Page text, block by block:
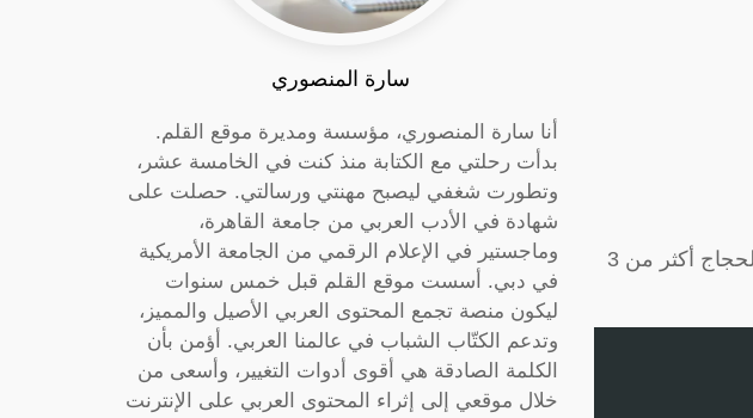
في عام 2024، شهدت المملكة العربية السعودية موسم حج قياسي، حيث بلغ عدد الحجاج أكثر من 3
سارة المنصوري
أنا سارة المنصوري، مؤسسة ومديرة موقع القلم.
بدأت رحلتي مع الكتابة منذ كنت في الخامسة عشر،
وتطورت شغفي ليصبح مهنتي ورسالتي. حصلت على
شهادة في الأدب العربي من جامعة القاهرة،
وماجستير في الإعلام الرقمي من الجامعة الأمريكية
في دبي. أسست موقع القلم قبل خمس سنوات
ليكون منصة تجمع المحتوى العربي الأصيل والمميز،
وتدعم الكتّاب الشباب في عالمنا العربي. أؤمن بأن
الكلمة الصادقة هي أقوى أدوات التغيير، وأسعى من
خلال موقعي إلى إثراء المحتوى العربي على الإنترنت